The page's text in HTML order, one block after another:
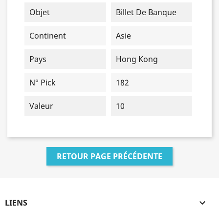
Objet Billet De Banque
Continent Asie
Pays Hong Kong
N° Pick 182
Valeur 10
RETOUR PAGE PRÉCÉDENTE
LIENS 